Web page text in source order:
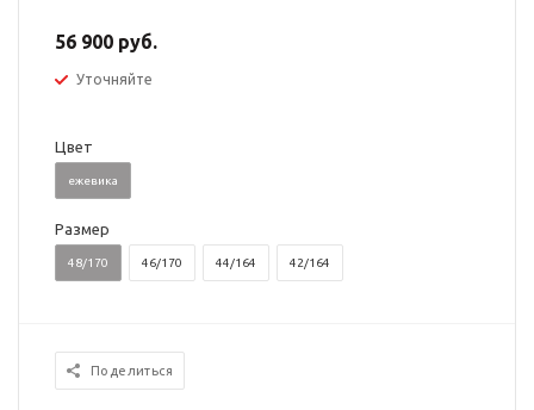
56 900 руб.
Уточняйте
Цвет
ежевика
Размер
48/170 46/170 44/164 42/164
Поделиться